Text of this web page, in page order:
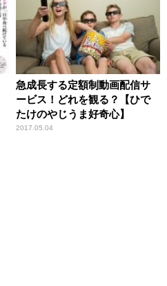
急成長する定額制動画配信サ
ービス！どれを観る？【ひで
たけのやじうま好奇心】
2017.05.04